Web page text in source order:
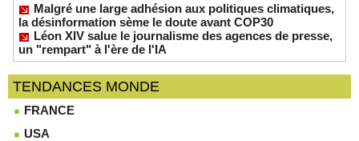
Malgré une large adhésion aux politiques climatiques,
la désinformation sème le doute avant COP30
Léon XIV salue le journalisme des agences de presse,
un "rempart" à l'ère de l'IA
TENDANCES MONDE
FRANCE
USA